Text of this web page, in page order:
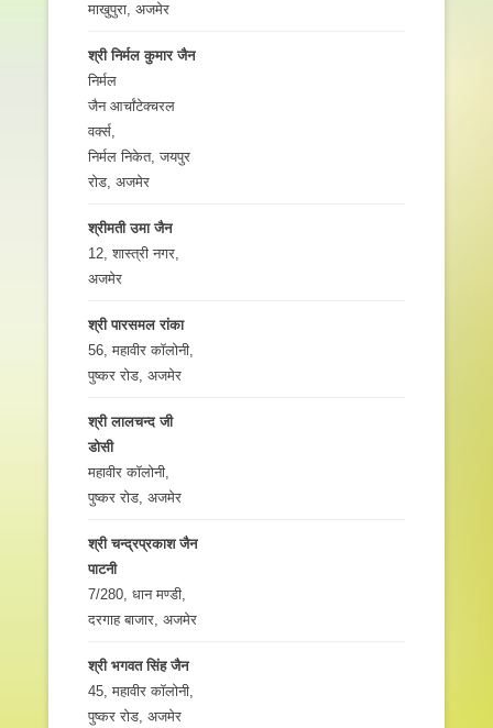
माखुपुरा, अजमेर
श्री निर्मल कुमार जैन
निर्मल
जैन आर्चांटेक्चरल
वर्क्स,
निर्मल निकेत, जयपुर
रोड, अजमेर
श्रीमती उमा जैन
12, शास्त्री नगर,
अजमेर
श्री पारसमल रांका
56, महावीर कॉलोनी,
पुष्कर रोड, अजमेर
श्री लालचन्द जी
डोसी
महावीर कॉलोनी,
पुष्कर रोड, अजमेर
श्री चन्द्रप्रकाश जैन
पाटनी
7/280, धान मण्डी,
दरगाह बाजार, अजमेर
श्री भगवत सिंह जैन
45, महावीर कॉलोनी,
पुष्कर रोड, अजमेर